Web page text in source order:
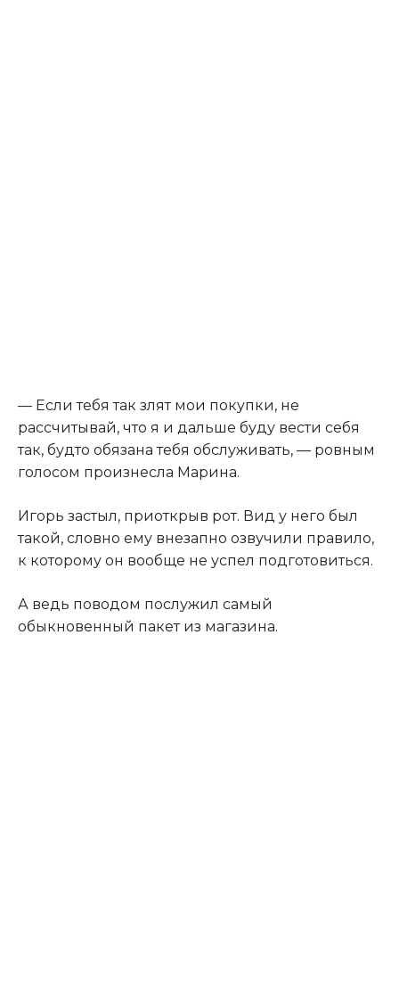
— Если тебя так злят мои покупки, не
рассчитывай, что я и дальше буду вести себя
так, будто обязана тебя обслуживать, — ровным
голосом произнесла Марина.
Игорь застыл, приоткрыв рот. Вид у него был
такой, словно ему внезапно озвучили правило,
к которому он вообще не успел подготовиться.
А ведь поводом послужил самый
обыкновенный пакет из магазина.